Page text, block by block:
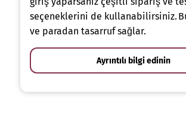
seçeneklerini de kullanabilirsiniz.
ve paradan tasarruf sağlar.
Ayrıntılı bilgi edinin